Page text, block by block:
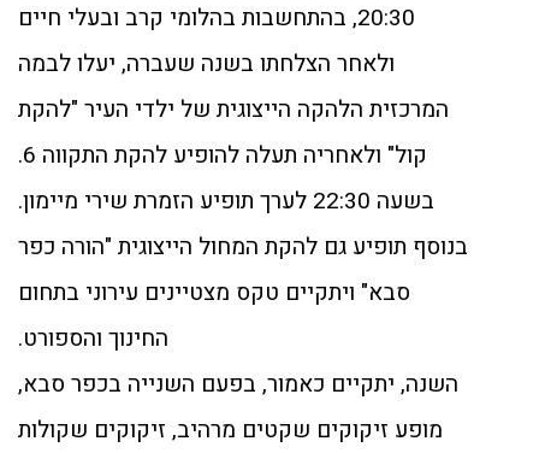
20:30, בהתחשבות בהלומי קרב ובעלי חיים
ולאחר הצלחתו בשנה שעברה, יעלו לבמה
המרכזית הלהקה הייצוגית של ילדי העיר "להקת
קול" ולאחריה תעלה להופיע להקת התקווה 6.
בשעה 22:30 לערך תופיע הזמרת שירי מיימון.
בנוסף תופיע גם להקת המחול הייצוגית "הורה כפר
סבא" ויתקיים טקס מצטיינים עירוני בתחום
החינוך והספורט.
השנה, יתקיים כאמור, בפעם השנייה בכפר סבא,
מופע זיקוקים שקטים מרהיב, זיקוקים שקולות